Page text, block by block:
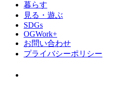
暮らす
見る・遊ぶ
SDGs
OGWork+
お問い合わせ
プライバシーポリシー